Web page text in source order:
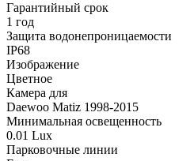
Гарантийный срок
1 год
Защита водонепроницаемости
IP68
Изображение
Цветное
Камера для
Daewoo Matiz 1998-2015
Минимальная освещенность
0.01 Lux
Парковочные линии